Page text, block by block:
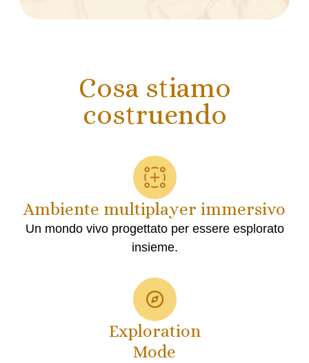
Cosa stiamo
costruendo
Ambiente multiplayer immersivo
Un mondo vivo progettato per essere esplorato
insieme.
Exploration
Mode